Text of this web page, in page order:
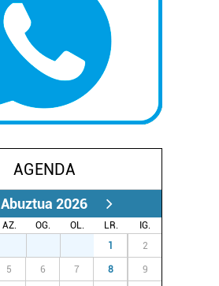
AGENDA
Abuztua 2026
AZ. OG. OL. LR.
IG.
1 2
5 6 7 8 9